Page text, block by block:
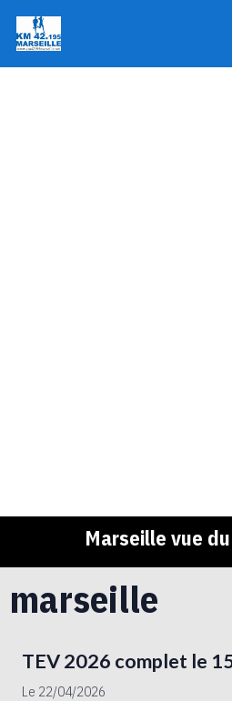
Marseille vue
marseille
TEV 2026 complet le
Le 22/04/2026